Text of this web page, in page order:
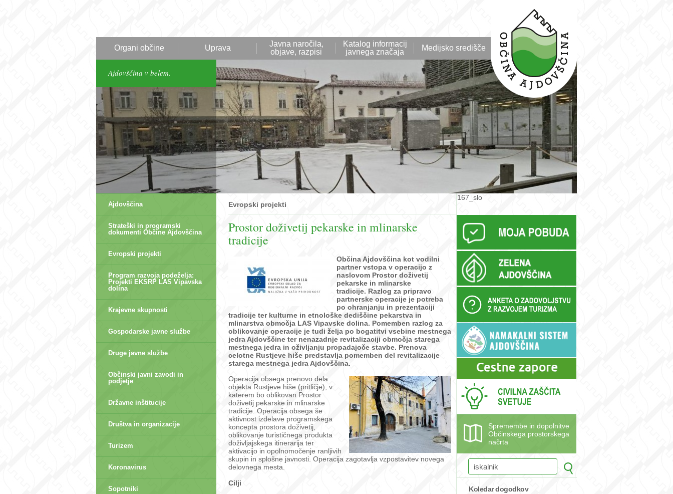
Organi občine Uprava
Javna naročila,
objave, razpisi
Katalog informacij
javnega značaja
Medijsko središče
Ajdovščina v belem.
Ajdovščina
Strateški in programski
dokumenti Občine Ajdovščina
Evropski projekti
Program razvoja podeželja:
Projekti EKSRP LAS Vipavska
dolina
Krajevne skupnosti
Gospodarske javne službe
Druge javne službe
Občinski javni zavodi in
podjetje
Državne inštitucije
Društva in organizacije
Turizem
Koronavirus
Sopotniki
Evropski projekti
Prostor doživetij pekarske in mlinarske
tradicije
167_slo
Občina Ajdovščina kot vodilni
partner vstopa v operacijo z
naslovom Prostor doživetij
pekarske in mlinarske
tradicije. Razlog za pripravo
partnerske operacije je potreba
po ohranjanju in prezentaciji
tradicije ter kulturne in etnološke dediščine pekarstva in
mlinarstva območja LAS Vipavske dolina. Pomemben razlog za
oblikovanje operacije je tudi želja po bogatitvi vsebine mestnega
jedra Ajdovščine ter nenazadnje revitalizaciji območja starega
mestnega jedra in oživljanju propadajoče stavbe. Prenova
celotne Rustjeve hiše predstavlja pomemben del revitalizacije
starega mestnega jedra Ajdovščina.
Operacija obsega prenovo dela
objekta Rustjeve hiše (pritličje), v
katerem bo oblikovan Prostor
doživetij pekarske in mlinarske
tradicije. Operacija obsega še
aktivnost izdelave programskega
koncepta prostora doživetij,
oblikovanje turističnega produkta
doživljajskega itinerarija ter
aktivacijo in opolnomočenje ranljivih
skupin in splošne javnosti. Operacija zagotavlja vzpostavitev novega
delovnega mesta.
Cilji
Spremembe in dopolnitve
Občinskega prostorskega
načrta
Koledar dogodkov